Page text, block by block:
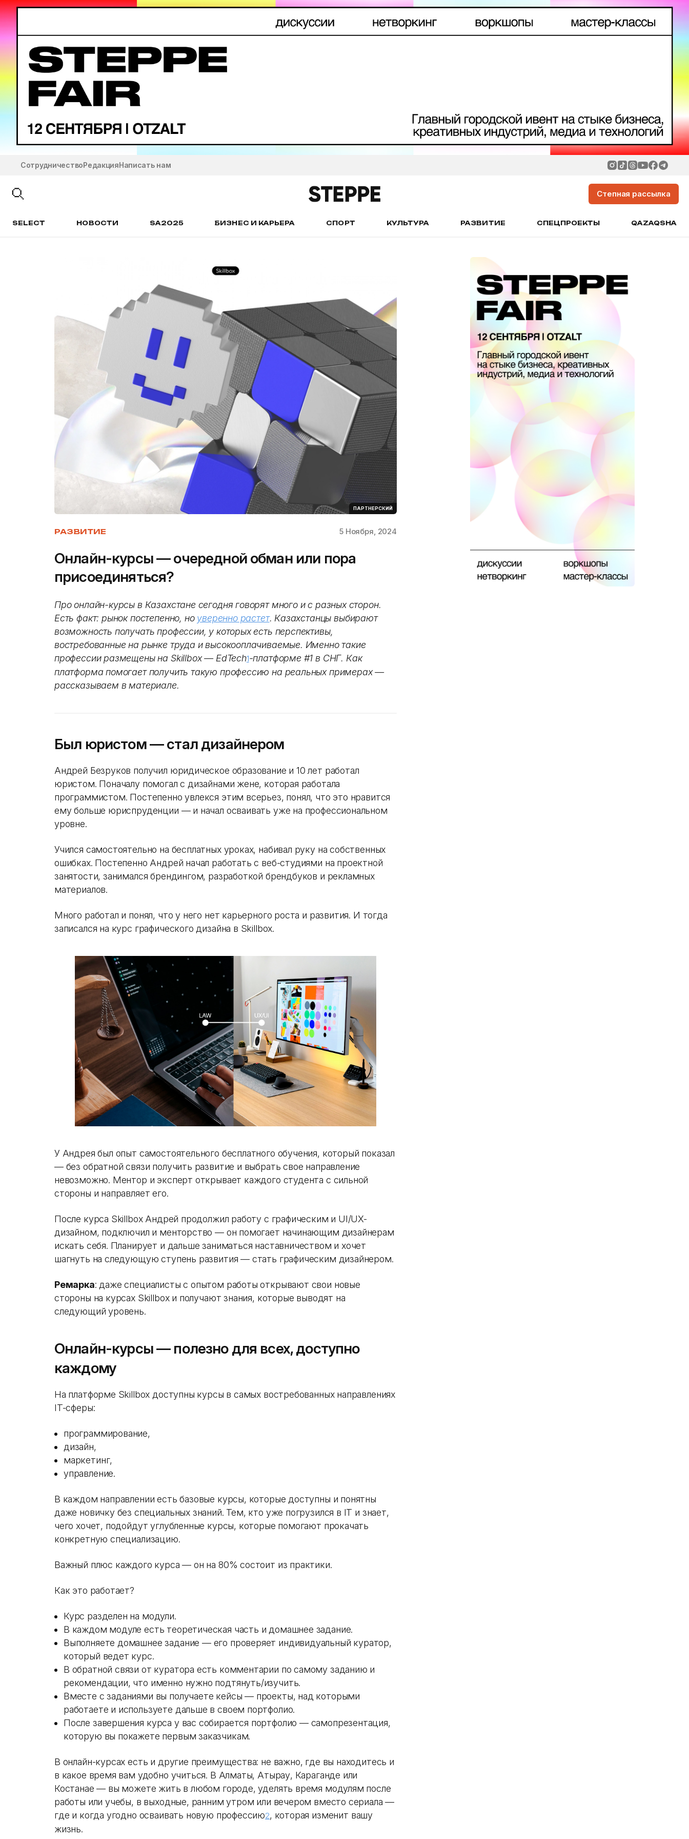
СотрудничествоРедакцияНаписать нам
Степная рассылка
SELECT НОВОСТИ SA2025 БИЗНЕС И КАРЬЕРА СПОРТ КУЛЬТУРА РАЗВИТИЕ СПЕЦПРОЕКТЫ QAZAQSHA
ПАРТНЕРСКИЙ
РАЗВИТИЕ 5 Ноября, 2024
Онлайн-курсы — очередной обман или пора
присоединяться?
Про онлайн-курсы в Казахстане сегодня говорят много и с разных сторон.
Есть факт: рынок постепенно, но уверенно растет. Казахстанцы выбирают
возможность получать профессии, у которых есть перспективы,
востребованные на рынке труда и высокооплачиваемые. Именно такие
профессии размещены на Skillbox — EdTech1-платформе #1 в СНГ. Как
платформа помогает получить такую профессию на реальных примерах —
рассказываем в материале.
Был юристом — стал дизайнером
Андрей Безруков получил юридическое образование и 10 лет работал
юристом. Поначалу помогал с дизайнами жене, которая работала
программистом. Постепенно увлекся этим всерьез, понял, что это нравится
ему больше юриспруденции — и начал осваивать уже на профессиональном
уровне.
Учился самостоятельно на бесплатных уроках, набивал руку на собственных
ошибках. Постепенно Андрей начал работать с веб-студиями на проектной
занятости, занимался брендингом, разработкой брендбуков и рекламных
материалов.
Много работал и понял, что у него нет карьерного роста и развития. И тогда
записался на курс графического дизайна в Skillbox.
У Андрея был опыт самостоятельного бесплатного обучения, который показал
— без обратной связи получить развитие и выбрать свое направление
невозможно. Ментор и эксперт открывает каждого студента с сильной
стороны и направляет его.
После курса Skillbox Андрей продолжил работу с графическим и UI/UX-
дизайном, подключил и менторство — он помогает начинающим дизайнерам
искать себя. Планирует и дальше заниматься наставничеством и хочет
шагнуть на следующую ступень развития — стать графическим дизайнером.
Ремарка: даже специалисты с опытом работы открывают свои новые
стороны на курсах Skillbox и получают знания, которые выводят на
следующий уровень.
Онлайн-курсы — полезно для всех, доступно
каждому
На платформе Skillbox доступны курсы в самых востребованных направлениях
IT-сферы:
программирование,
дизайн,
маркетинг,
управление.
В каждом направлении есть базовые курсы, которые доступны и понятны
даже новичку без специальных знаний. Тем, кто уже погрузился в IT и знает,
чего хочет, подойдут углубленные курсы, которые помогают прокачать
конкретную специализацию.
Важный плюс каждого курса — он на 80% состоит из практики.
Как это работает?
Курс разделен на модули.
В каждом модуле есть теоретическая часть и домашнее задание.
Выполняете домашнее задание — его проверяет индивидуальный куратор,
который ведет курс.
В обратной связи от куратора есть комментарии по самому заданию и
рекомендации, что именно нужно подтянуть/изучить.
Вместе с заданиями вы получаете кейсы — проекты, над которыми
работаете и используете дальше в своем портфолио.
После завершения курса у вас собирается портфолио — самопрезентация,
которую вы покажете первым заказчикам.
В онлайн-курсах есть и другие преимущества: не важно, где вы находитесь и
в какое время вам удобно учиться. В Алматы, Атырау, Караганде или
Костанае — вы можете жить в любом городе, уделять время модулям после
работы или учебы, в выходные, ранним утром или вечером вместо сериала —
где и когда угодно осваивать новую профессию2, которая изменит вашу
жизнь.